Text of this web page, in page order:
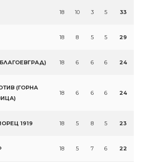
18 10 3 5 33
18 8 5 5 29
18 6 6 6 24
(ГОРНА
18 6 6 6 24
1919 18 5 8 5 23
18 5 7 6 22